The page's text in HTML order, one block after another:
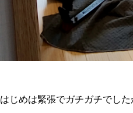
はじめは緊張でガチガチでし